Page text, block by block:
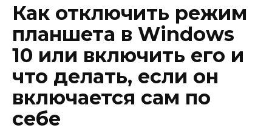
Как отключить режим
планшета в Windows
10 или включить его и
что делать, если он
включается сам по
себе